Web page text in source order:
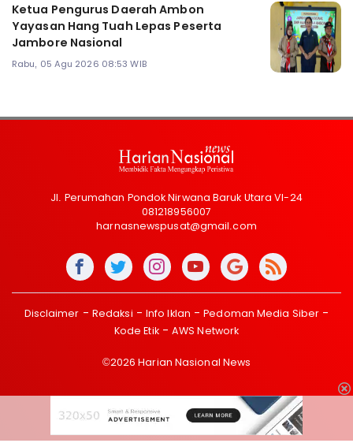
Ketua Pengurus Daerah Ambon
Yayasan Hang Tuah Lepas Peserta
Jambore Nasional
Rabu, 05 Agu 2026 08:53 WIB
Jl. Perumahan Pondok Nirwana Baruk Utara VI-24
081218956007
harnasnewspusat@gmail.com
Disclaimer Redaksi Info Iklan
Pedoman Media Siber
Kode Etik
AWS Network
©2026 Harian Nasional News